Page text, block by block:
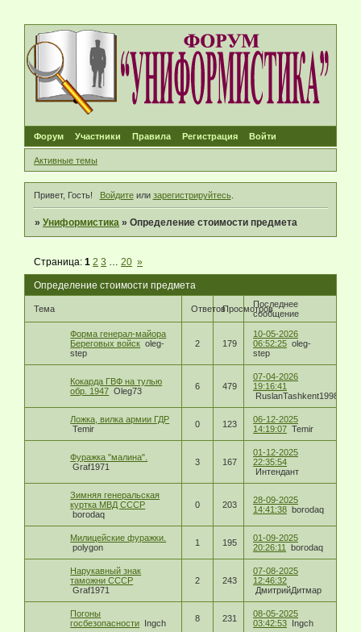
Форум Участники Правила Регистрация Войти
Активные темы
Привет, Гость! Войдитеили зарегистрируйтесь.
»Униформистика »Определение стоимости предмета
Определение стоимости предмета
Страница:1 2 3 20 »
Тема ОтветовПросмотровПоследнее
сообщение
Форма генерал-майора
Береговых войcк oleg-
step
2 179
10-05-2026
06:52:25 oleg-
step
Кокарда ГВФ на тулью
обр. 1947 Oleg73 6 479
07-04-2026
19:16:41
RuslanTashkent1998
Ложка, вилка армии ГДР
Temir
0 123
06-12-2025
14:19:07 Temir
Фуражка "малина".
Graf1971
3 167
01-12-2025
22:35:54
Интендант
Зимняя генеральская
куртка МВД СССР
borodaq
0 203
28-09-2025
14:41:38 borodaq
Милицейские фуражки.
polygon
1 195
01-09-2025
20:26:11
borodaq
Нарукавный знак
таможни СССР
Graf1971
2 243
07-08-2025
12:46:32
ДмитрийДитмар
Погоны
госбезопасности Ingch 8 231
08-05-2025
03:42:53 Ingch